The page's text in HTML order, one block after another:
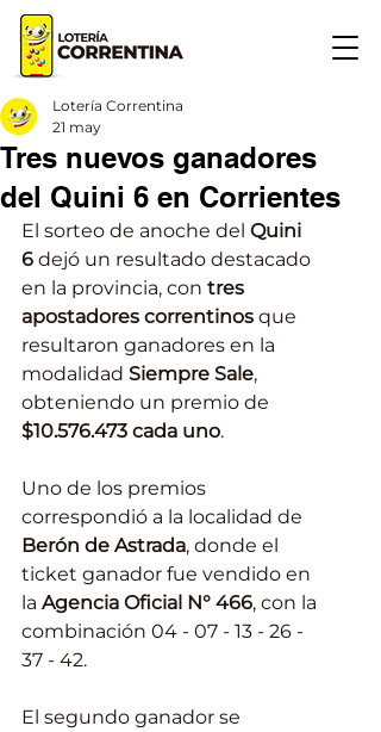
Tres nuevos ganadores
del Quini 6 en Corrientes
Lotería Correntina
21 may
El sorteo de anoche del Quini
6 dejó un resultado destacado
en la provincia, con tres
apostadores correntinos que
resultaron ganadores en la
modalidad Siempre Sale,
obteniendo un premio de
$10.576.473 cada uno.
Uno de los premios
correspondió a la localidad de
Berón de Astrada, donde el
ticket ganador fue vendido en
la Agencia Oficial N° 466, con la
combinación 04 - 07 - 13 - 26 -
37 - 42.
El segundo ganador se